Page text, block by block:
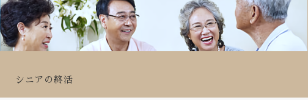
シニアの終活